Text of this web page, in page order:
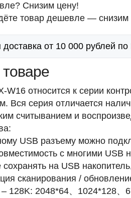
Снизим цену!
товар дешевле — снизим
доставка от 10 000 рублей
W16 относится к серии
Вся серия отличается
считыванием и
USB разъему можно
с многими USB
на USB
сканирования /
128K: 2048*64、1024*128、